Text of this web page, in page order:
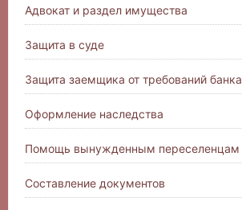
Адвокат и раздел имущества
Защита в суде
Защита заемщика от требований банка
Оформление наследства
Помощь вынужденным переселенцам
Составление документов